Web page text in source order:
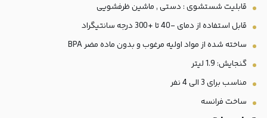
قابلیت شستشوی : دستی , ماشین ظرفشویی
قابل استفاده از دمای -40 تا +300 درجه سانتیگراد
ساخته شده از مواد اولیه مرغوب و بدون ماده مضر BPA
گنجایش: 1.9 لیتر
مناسب برای 3 الی 4 نفر
ساخت فرانسه